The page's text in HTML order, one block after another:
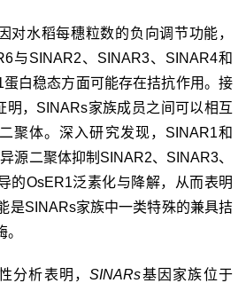
对水稻每穗粒数的负向调节功能，
与SINAR2、 SINAR3、 SINAR4和
蛋白稳态方面可能存在拮抗作用。接
， SINARs家族成员之间可以相互
聚体。深入研究发现， SINAR1和
源二聚体抑制 SINAR2、 SINAR3、
的OsER1泛素化与降解，从而表明
是SINARs家族中一类特殊的兼具拮
分析表明，SINARs基因家族位于